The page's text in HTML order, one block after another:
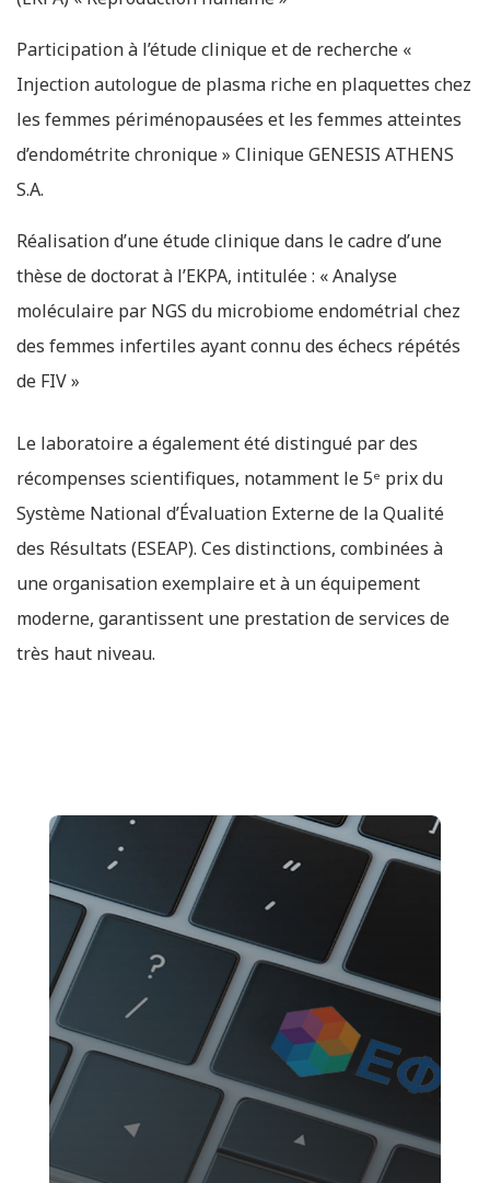
Participation à l’étude clinique et de recherche «
Injection autologue de plasma riche en plaquettes chez
les femmes périménopausées et les femmes atteintes
d’endométrite chronique » Clinique GENESIS ATHENS
S.A.
Réalisation d’une étude clinique dans le cadre d’une
thèse de doctorat à l’EKPA, intitulée : « Analyse
moléculaire par NGS du microbiome endométrial chez
des femmes infertiles ayant connu des échecs répétés
de FIV »
Le laboratoire a également été distingué par des
récompenses scientifiques, notamment le 5ᵉ prix du
Système National d’Évaluation Externe de la Qualité
des Résultats (ESEAP). Ces distinctions, combinées à
une organisation exemplaire et à un équipement
moderne, garantissent une prestation de services de
très haut niveau.